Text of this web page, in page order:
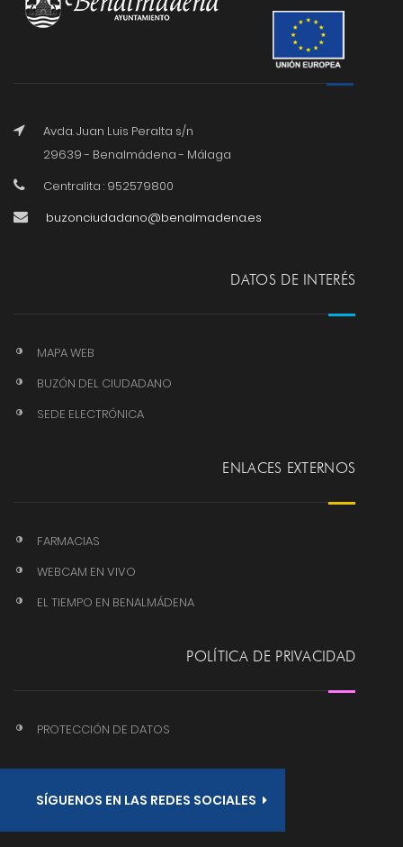
Avda. Juan Luis Peralta s/n
29639 - Benalmádena - Málaga
Centralita : 952579800
buzonciudadano@benalmadena.es
DATOS DE INTERÉS
MAPA WEB
BUZÓN DEL CIUDADANO
SEDE ELECTRÓNICA
ENLACES EXTERNOS
FARMACIAS
WEBCAM EN VIVO
EL TIEMPO EN BENALMÁDENA
POLÍTICA DE PRIVACIDAD
PROTECCIÓN DE DATOS
SÍGUENOS EN LAS REDES SOCIALES